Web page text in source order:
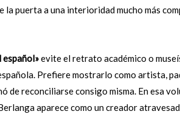
puerta a una interioridad mucho más
español»evite el retrato académico o
Prefiere mostrarlo como artista,
de reconciliarse consigo misma. En esa
aparece como un creador